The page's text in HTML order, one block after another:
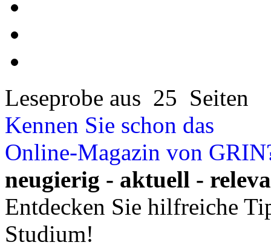
Leseprobe aus 25 Seiten
Kennen Sie schon das
Online-Magazin von
neugierig - aktuell -
Entdecken Sie hilfreiche
Studium!